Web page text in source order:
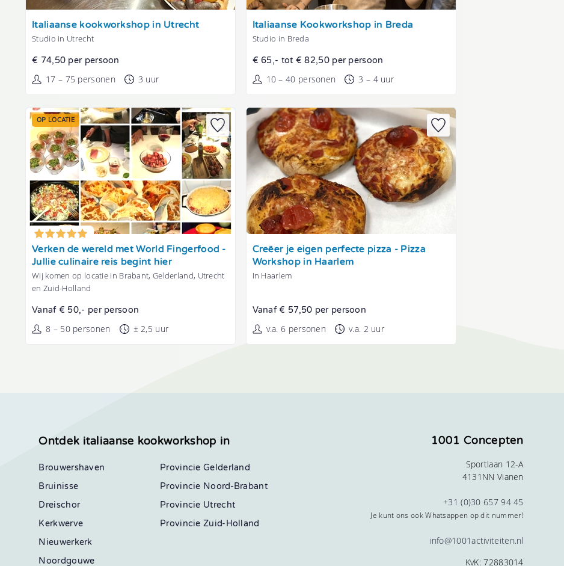
Tonen
Italiaanse kookworkshop in Utrecht
Studio in Utrecht
€ 74,50 per persoon
17 – 75 personen 3 uur
Tonen
Italiaanse Kookworkshop in Breda
Studio in Breda
€ 65,- tot € 82,50 per persoon
10 – 40 personen 3 – 4 uur
Tonen
OP LOCATIE
Verken de wereld met World Fingerfood -
Jullie culinaire reis begint hier
Wij komen op locatie in Brabant, Gelderland, Utrecht
en Zuid-Holland
Vanaf € 50,- per persoon
8 – 50 personen ± 2,5 uur
Tonen
Creëer je eigen perfecte pizza - Pizza
Workshop in Haarlem
In Haarlem
Vanaf € 57,50 per persoon
v.a. 6 personen v.a. 2 uur
Ontdek italiaanse kookworkshop in
Brouwershaven
Bruinisse
Dreischor
Kerkwerve
Nieuwerkerk
Noordgouwe
Gelderland
Noord-Brabant
Utrecht
Zuid-Holland
1001 Concepten
Sportlaan 12-A
4131NN Vianen
+31 (0)30 657 94 45
Je kunt ons ook Whatsappen op dit nummer!
info@1001activiteiten.nl
KvK: 72883014